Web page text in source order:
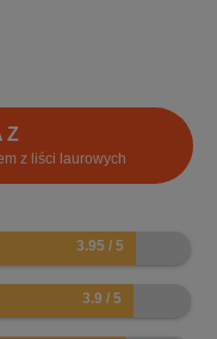
z liści laurowych